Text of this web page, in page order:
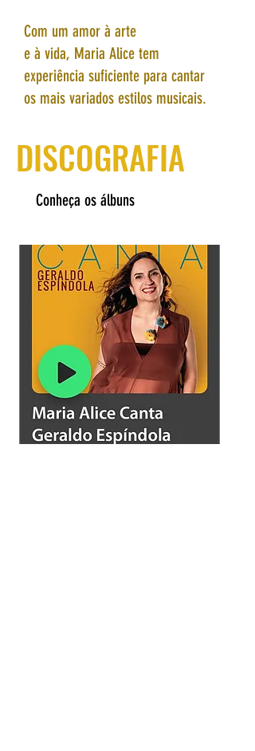
Com um amor à arte
e à vida, Maria Alice tem
experiência suficiente para cantar
os mais variados estilos musicais.
DISCOGRAFIA
Conheça os álbuns